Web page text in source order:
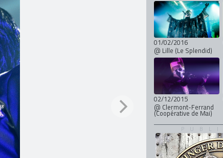
01/02/2016
@ Lille (Le Splendid)
02/12/2015
@ Clermont-Ferrand
(Coopérative de Mai)